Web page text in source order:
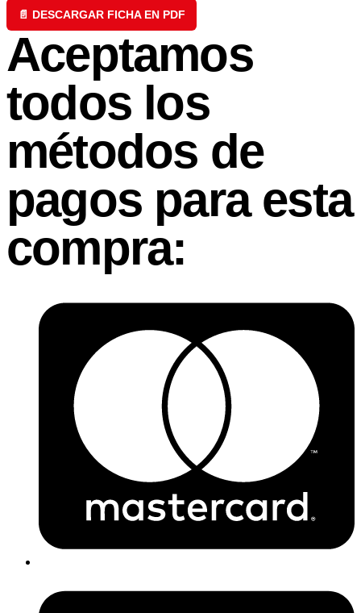
📄 DESCARGAR FICHA EN PDF
Aceptamos
todos los
métodos de
pagos para esta
compra: